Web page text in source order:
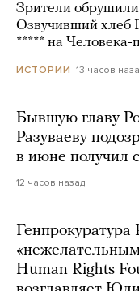
Зрители
Озвучивший хлеб
***** на Человека-
ИСТОРИИ 13 часов
Бывшую главу
Разуваеву
в июне получил
12 часов назад
Human Rights